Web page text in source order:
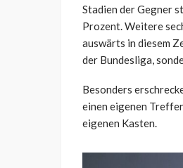
Stadien der Gegner
Prozent. Weitere
auswärts in diesem
der Bundesliga,
Besonders
einen eigenen
eigenen Kasten.